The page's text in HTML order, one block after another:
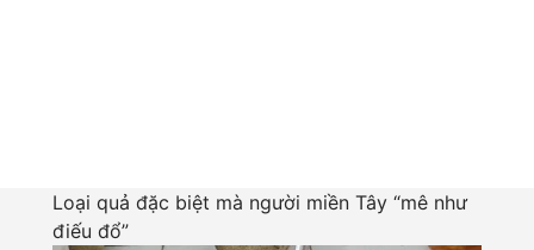
Loại quả đặc biệt mà người miền Tây “mê như
điếu đổ”